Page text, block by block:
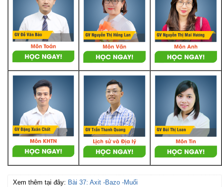
Xem thêm tại đây: Bài 37: Axit -Bazo -Muối